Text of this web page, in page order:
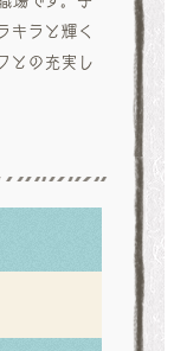
キラと輝く
との充実し